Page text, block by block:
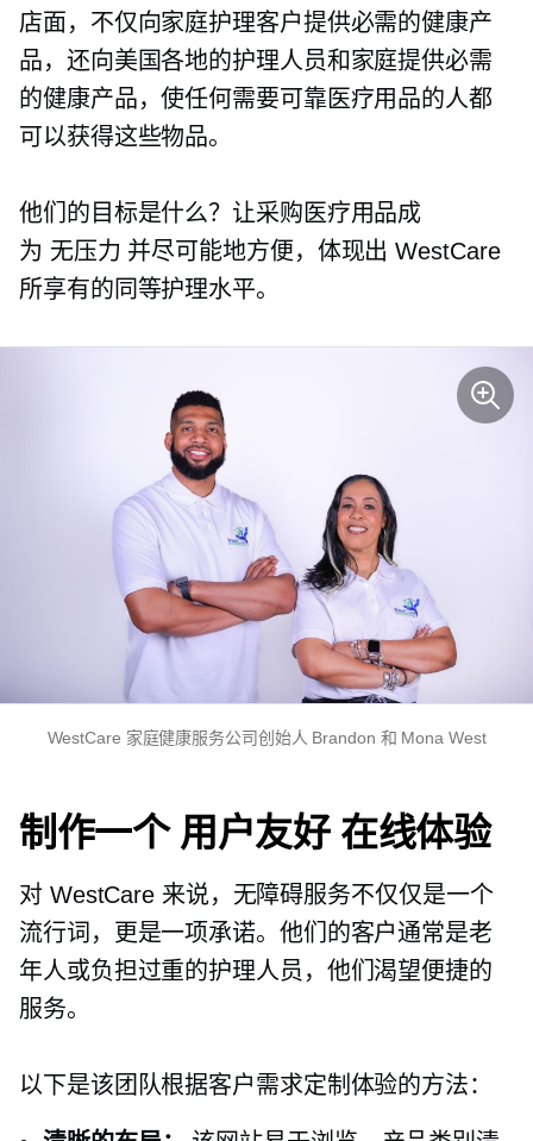
店面，不仅向家庭护理客户提供必需的健康产
品，还向美国各地的护理人员和家庭提供必需
的健康产品，使任何需要可靠医疗用品的人都
可以获得这些物品。
他们的目标是什么？让采购医疗用品成
为 无压力 并尽可能地方便，体现出 WestCare
所享有的同等护理水平。
WestCare 家庭健康服务公司创始人 Brandon 和 Mona West
制作一个 用户友好在线体验
对 WestCare 来说，无障碍服务不仅仅是一个
流行词，更是一项承诺。他们的客户通常是老
年人或负担过重的护理人员，他们渴望便捷的
服务。
以下是该团队根据客户需求定制体验的方法：